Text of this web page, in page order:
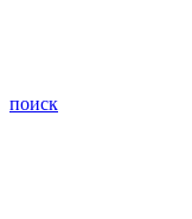
поиск